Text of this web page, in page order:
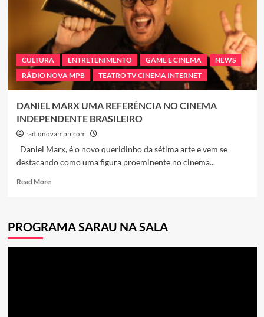
CULTURA ENTRETENIMENTO GAME E CINEMA
NEWS
RÁDIO NOVA MPB
TEATRO TV CINEMA INTERNET
DANIEL MARX UMA REFERÊNCIA NO CINEMA
INDEPENDENTE BRASILEIRO
radionovampb.com
Daniel Marx, é o novo queridinho da sétima arte e vem se
destacando como uma figura proeminente no cinema...
Read MoreRead
MARX
REFERÊNCIA
PROGRAMA SARAU NA SALA